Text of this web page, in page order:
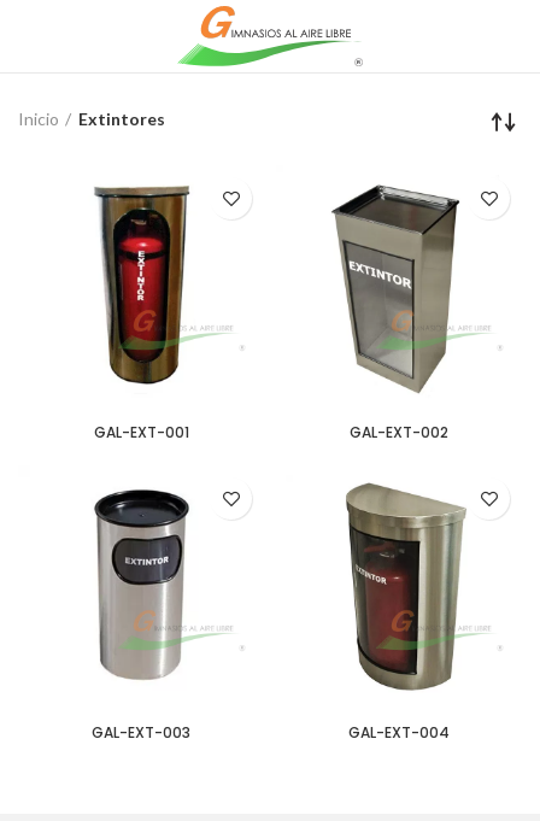
Inicio Extintores
GAL-EXT-001 GAL-EXT-002
GAL-EXT-003 GAL-EXT-004